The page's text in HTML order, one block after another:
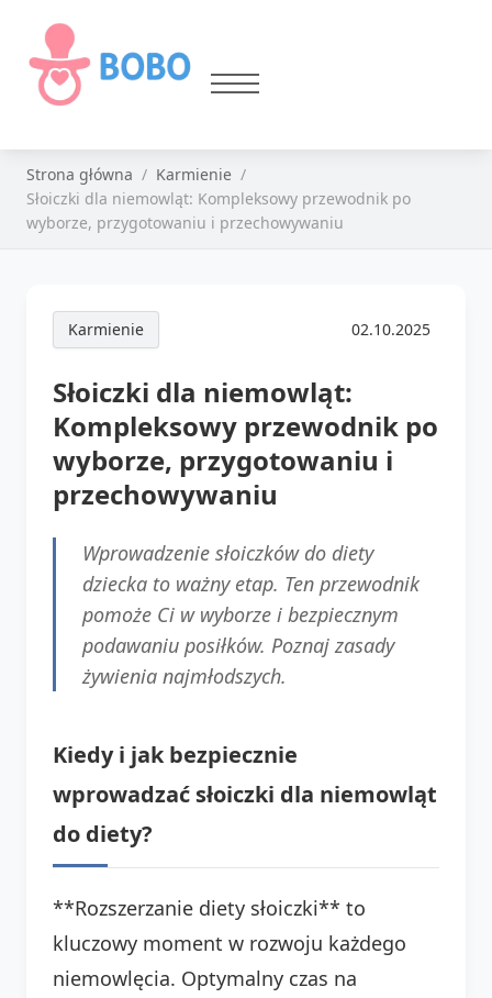
Strona główna
Karmienie
Słoiczki dla niemowląt: Kompleksowy przewodnik po
wyborze, przygotowaniu i przechowywaniu
Karmienie 02.10.2025
Słoiczki dla niemowląt:
Kompleksowy przewodnik po
wyborze, przygotowaniu i
przechowywaniu
Wprowadzenie słoiczków do diety
dziecka to ważny etap. Ten przewodnik
pomoże Ci w wyborze i bezpiecznym
podawaniu posiłków. Poznaj zasady
żywienia najmłodszych.
Kiedy i jak bezpiecznie
wprowadzać słoiczki dla niemowląt
do diety?
**Rozszerzanie diety słoiczki** to
kluczowy moment w rozwoju każdego
niemowlęcia. Optymalny czas na